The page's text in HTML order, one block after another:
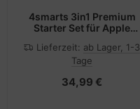
4smarts 3in1 Premium
Starter Set für Apple
Lieferzeit: ab Lager, 1-3
Tage
34,99 €